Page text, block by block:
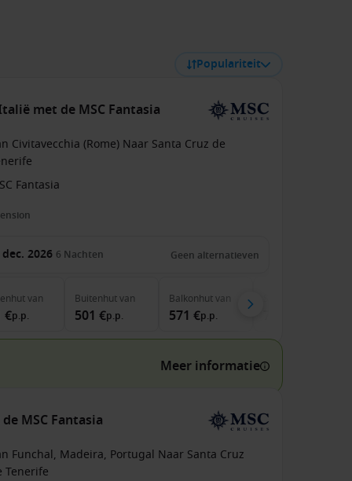
Populariteit
met de MSC Fantasia
Civitavecchia (Rome) Naar Santa Cruz de
Fantasia
2026 6 Nachten Geen alternatieven
van
€p.p.
Buitenhutvan
501 €p.p.
Balkonhutvan
571 €p.p.
Meer informatie
MSC Fantasia
Funchal, Madeira, Portugal Naar Santa Cruz
Tenerife